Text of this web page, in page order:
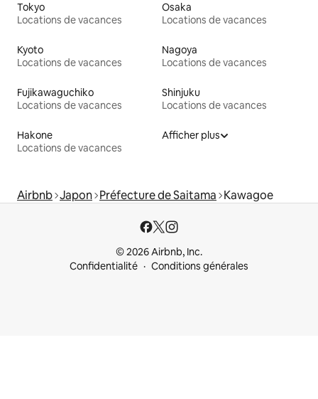
Tokyo
Locations de vacances
Osaka
Locations de vacances
Kyoto
Locations de vacances
Nagoya
Locations de vacances
Fujikawaguchiko
Locations de vacances
Shinjuku
Locations de vacances
Hakone
Locations de vacances
Afficher plus
Airbnb Japon Préfecture de Saitama Kawagoe
© 2026 Airbnb, Inc.
Confidentialité
Conditions générales